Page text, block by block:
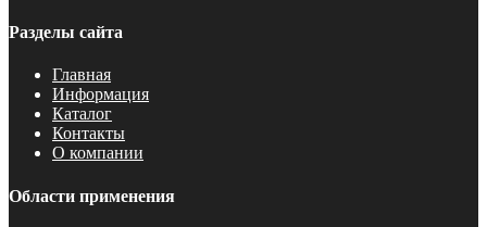
Разделы сайта
Главная
Информация
Каталог
Контакты
О компании
Области применения